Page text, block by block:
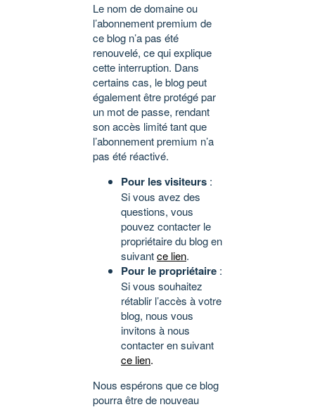
Le nom de domaine ou
l’abonnement premium de
ce blog n’a pas été
renouvelé, ce qui explique
cette interruption. Dans
certains cas, le blog peut
également être protégé par
un mot de passe, rendant
son accès limité tant que
l’abonnement premium n’a
pas été réactivé.
Pour les visiteurs :
Si vous avez des
questions, vous
pouvez contacter le
propriétaire du blog en
suivantce lien.
Pour le propriétaire :
Si vous souhaitez
rétablir l’accès à votre
blog, nous vous
invitons à nous
contacter en suivant
ce lien.
Nous espérons que ce blog
pourra être de nouveau